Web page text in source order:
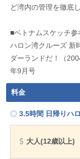
ど湾内の管理を徹底
■ベトナムスケッチ参
ハロン湾クルーズ 新
ダーランドだ！（
年9月号
料金
3.5時間 日帰りハ
大人(12歳以上)